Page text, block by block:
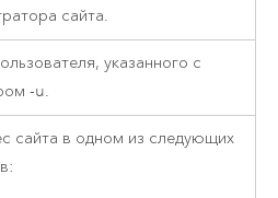
сайта.
указанного с
-u.
сайта в одном из следующих